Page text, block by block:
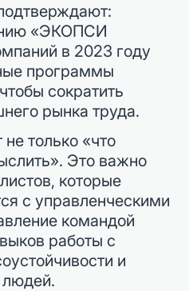
«ЭКОПСИ
в 2023 году
программы
сократить
рынка труда.
не только «что
Это важно
которые
с управленческими
командой
работы с
и
людей.